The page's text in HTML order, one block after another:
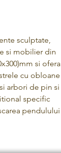
sculptate,
si mobilier din
si ofera
cu obloane
arbori de pin si
specific
pendulului